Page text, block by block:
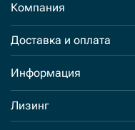
Компания
Доставка и оплата
Информация
Лизинг